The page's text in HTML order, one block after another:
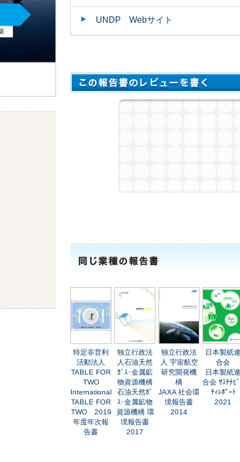
UNDP Webサイト
特定非営利
活動法人
TABLE FOR
TWO
International
TABLE FOR
TWO 2019
年度年次報
告書
独立行政法
人石油天然
ｶﾞｽ･金属鉱
物資源機構
石油天然ｶﾞ
ｽ･金属鉱物
資源機構 環
境報告書
2017
独立行政法
人 宇宙航空
研究開発機
構
JAXA 社会環
境報告書
2014
日本製紙連
合会
日本製紙連
合会 ｻｽﾃﾅﾋ
ﾃｨﾚﾎﾟｰﾄ
2021